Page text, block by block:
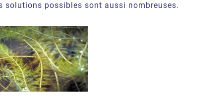
solutions possibles sont aussi nombreuses.